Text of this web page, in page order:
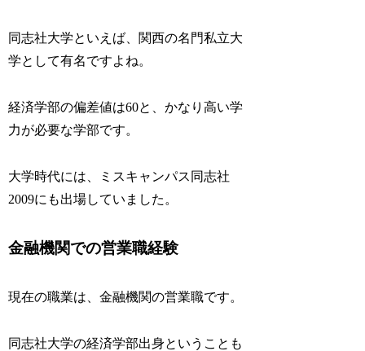
同志社大学といえば、関西の名門私立大
学として有名ですよね。
経済学部の偏差値は60と、かなり高い学
力が必要な学部です。
大学時代には、ミスキャンパス同志社
2009にも出場していました。
金融機関での営業職経験
現在の職業は、金融機関の営業職です。
同志社大学の経済学部出身ということも